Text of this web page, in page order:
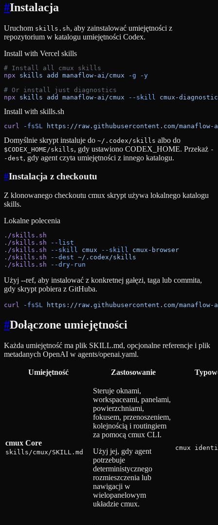
#Instalacja
Uruchom skills.sh, aby zainstalować umiejętności z
repozytorium w katalogu umiejętności Codex.
Install with Vercel skills
# Install all cmux skills
npx skills add manaflow-ai/cmux -g -y
# Or install just diagnostics
npx skills add manaflow-ai/cmux --skill cmux-
Install with skills.sh
curl -fsSL https://raw.githubusercontent.com/
Domyślnie skrypt instaluje do ~/.codex/skills albo do
$CODEX_HOME/skills, gdy ustawiono CODEX_HOME. Przekaż -
-dest, gdy agent czyta umiejętności z innego katalogu.
#Instalacja z checkoutu
Z klonowanego checkoutu cmux skrypt używa lokalnego katalogu
skills.
Lokalne polecenia
./skills.sh
./skills.sh --list
./skills.sh --skill cmux --skill cmux-browser
./skills.sh --dest ~/.codex/skills
./skills.sh --dry-run
Użyj --ref, aby instalować z konkretnej gałęzi, taga lub commita,
gdy skrypt pobiera z GitHuba.
curl -fsSL https://raw.githubusercontent.com/
#Dołączone umiejętności
Każda umiejętność ma plik SKILL.md, opcjonalne referencje i plik
metadanych OpenAI w agents/openai.yaml.
Umiejętność Zastosowanie
cmux Core
skills/cmux/SKILL.md
Steruje oknami,
workspaceami, panelami,
powierzchniami,
fokusem, przenoszeniem,
kolejnością i routingiem
za pomocą cmux CLI.
Użyj jej, gdy agent
potrzebuje
deterministycznego
rozmieszczenia lub
nawigacji w
wielopanelowym
układzie cmux.
cmux